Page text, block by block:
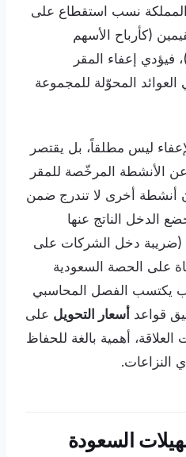
نسب استقطاع على
(كأرباح الأسهم
فيؤدي إعفاء المقر
المحوّلة للمجموعة
ليس مطلقاً، بل يقتصر
عن الأنشطة المرخّصة للمقر
أنشطة أخرى لا تندرج ضمن
الدخل الناتج عنها
(ضريبة دخل الشركات على
على الحصة السعودية
يكتسب الفصل المحاسبي
قواعد أسعار التحويل على
أهمية بالغة للحفاظ
النزاعات.
السعودة